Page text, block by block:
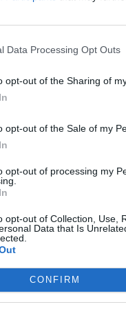
Data Processing Opt Outs
opt-out of the Sharing of
opt-out of the Sale of my
opt-out of processing my
opt-out of Collection, Use,
Data that Is
CONFIRM
powstania
się sobie do
szlachtę